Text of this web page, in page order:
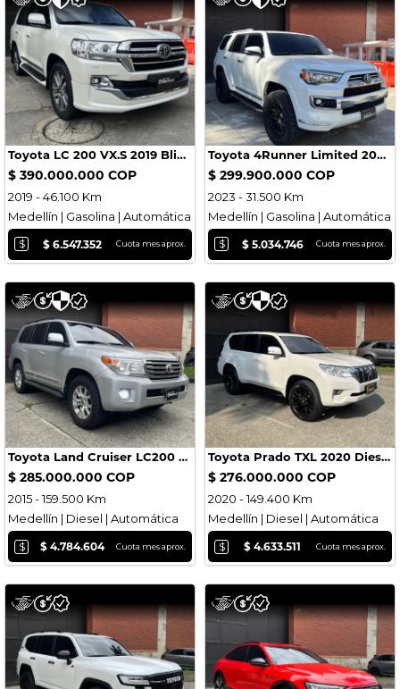
Toyota LC 200 VX.S 2019 Blindada
$ 390.000.000 COP
2019 - 46.100 Km
Medellín | Gasolina | Automática
$ $ 6.547.352 Cuota mes aprox.
Toyota 4Runner Limited 2023 Blindada
$ 299.900.000 COP
2023 - 31.500 Km
Medellín | Gasolina | Automática
$ $ 5.034.746 Cuota mes aprox.
Toyota Land Cruiser LC200 Sahara 2015 Diesel Blindada
$ 285.000.000 COP
2015 - 159.500 Km
Medellín | Diesel | Automática
$ $ 4.784.604 Cuota mes aprox.
Toyota Prado TXL 2020 Diesel Blindada
$ 276.000.000 COP
2020 - 149.400 Km
Medellín | Diesel | Automática
$ $ 4.633.511 Cuota mes aprox.